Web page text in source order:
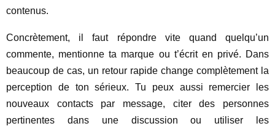
contenus.
Concrètement, il faut répondre vite quand quelqu’un
commente, mentionne ta marque ou t’écrit en privé. Dans
beaucoup de cas, un retour rapide change complètement la
perception de ton sérieux. Tu peux aussi remercier les
nouveaux contacts par message, citer des personnes
pertinentes dans une discussion ou utiliser les